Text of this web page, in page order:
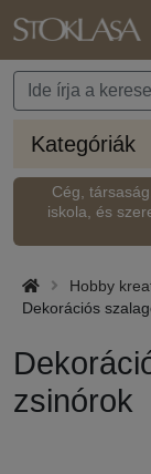
Kategóriák
Cég,
iskola, és
Hobby
Dekorációs
zsinórok